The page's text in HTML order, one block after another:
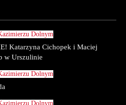
Dolnym
Katarzyna Cichopek i Maciej
w Urszulinie
Dolnym
Dolnym